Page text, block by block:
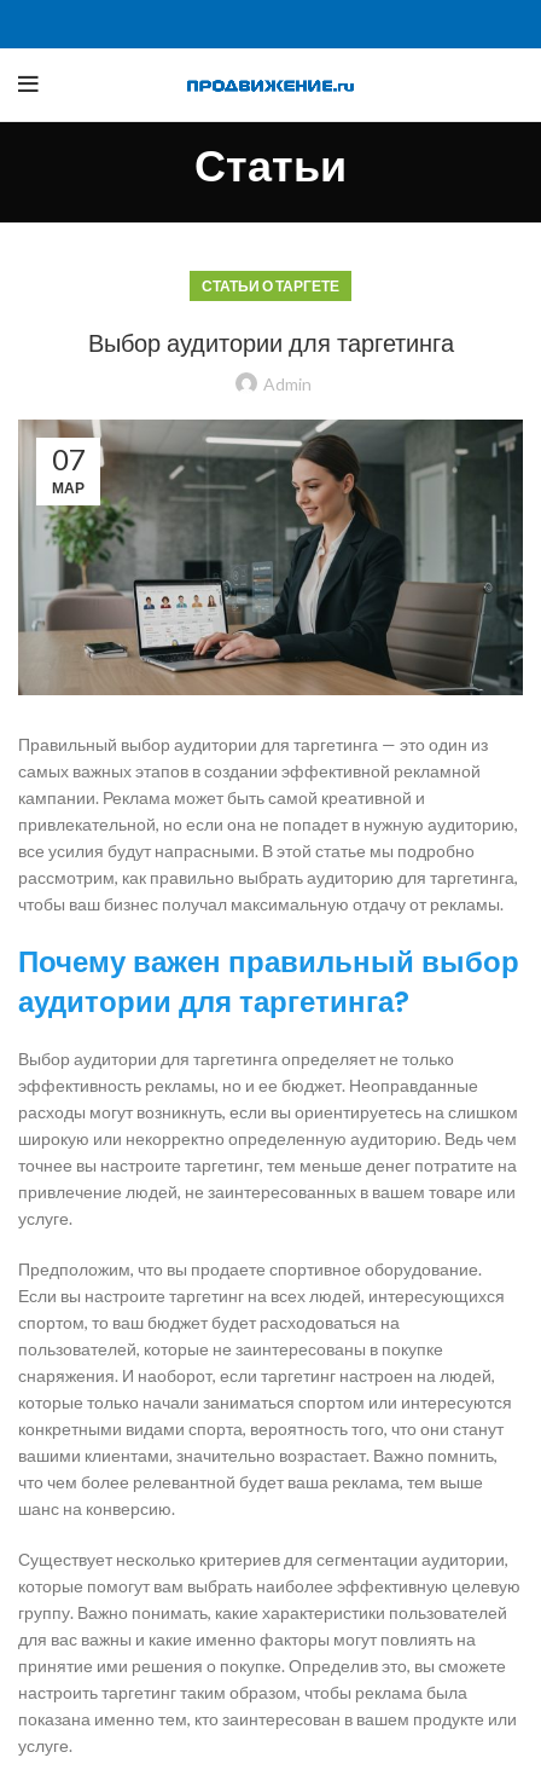
Статьи
СТАТЬИ О ТАРГЕТЕ
Выбор аудитории для таргетинга
Admin
07
МАР
Правильный выбор аудитории для таргетинга — это один из
самых важных этапов в создании эффективной рекламной
кампании. Реклама может быть самой креативной и
привлекательной, но если она не попадет в нужную аудиторию,
все усилия будут напрасными. В этой статье мы подробно
рассмотрим, как правильно выбрать аудиторию для таргетинга,
чтобы ваш бизнес получал максимальную отдачу от рекламы.
Почему важен правильный выбор
аудитории для таргетинга?
Выбор аудитории для таргетинга определяет не только
эффективность рекламы, но и ее бюджет. Неоправданные
расходы могут возникнуть, если вы ориентируетесь на слишком
широкую или некорректно определенную аудиторию. Ведь чем
точнее вы настроите таргетинг, тем меньше денег потратите на
привлечение людей, не заинтересованных в вашем товаре или
услуге.
Предположим, что вы продаете спортивное оборудование.
Если вы настроите таргетинг на всех людей, интересующихся
спортом, то ваш бюджет будет расходоваться на
пользователей, которые не заинтересованы в покупке
снаряжения. И наоборот, если таргетинг настроен на людей,
которые только начали заниматься спортом или интересуются
конкретными видами спорта, вероятность того, что они станут
вашими клиентами, значительно возрастает. Важно помнить,
что чем более релевантной будет ваша реклама, тем выше
шанс на конверсию.
Существует несколько критериев для сегментации аудитории,
которые помогут вам выбрать наиболее эффективную целевую
группу. Важно понимать, какие характеристики пользователей
для вас важны и какие именно факторы могут повлиять на
принятие ими решения о покупке. Определив это, вы сможете
настроить таргетинг таким образом, чтобы реклама была
показана именно тем, кто заинтересован в вашем продукте или
услуге.